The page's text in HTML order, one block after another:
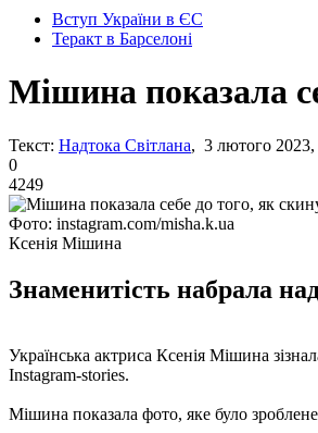
Вступ України в ЄС
Теракт в Барселоні
Мішина показала
Текст: Надтока Світлана, 3 лютого 2023,
0
4249
Фото: instagram.com/misha.k.ua
Ксенія Мішина
Знаменитість набрала
Українська актриса Ксенія Мішина
Instagram-stories.
Мішина показала фото, яке було